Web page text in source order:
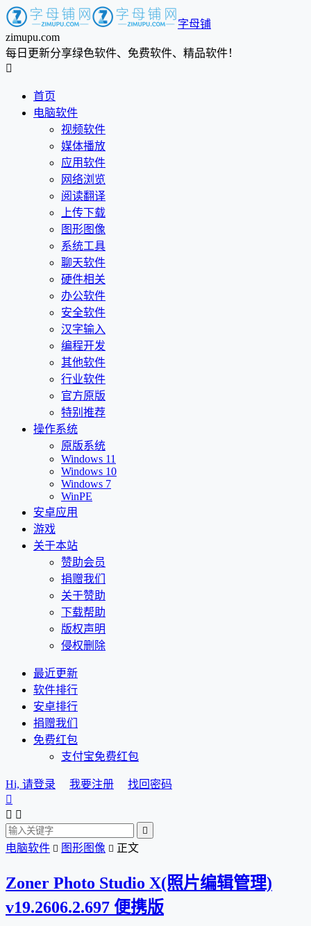
字母铺
zimupu.com
每日更新分享绿色软件、免费软件、精品软件！

首页
电脑软件
视频软件
媒体播放
应用软件
网络浏览
阅读翻译
上传下载
图形图像
系统工具
聊天软件
硬件相关
办公软件
安全软件
汉字输入
编程开发
其他软件
行业软件
官方原版
特别推荐
操作系统
原版系统
Windows 11
Windows 10
Windows 7
WinPE
安卓应用
游戏
关于本站
赞助会员
捐赠我们
关于赞助
下载帮助
版权声明
侵权删除
最近更新
软件排行
安卓排行
捐赠我们
免费红包
支付宝免费红包
Hi, 请登录 我要注册
找回密码

 

电脑软件  图形图像  正文
Zoner Photo Studio X(照片编辑管理)
v19.2606.2.697 便携版